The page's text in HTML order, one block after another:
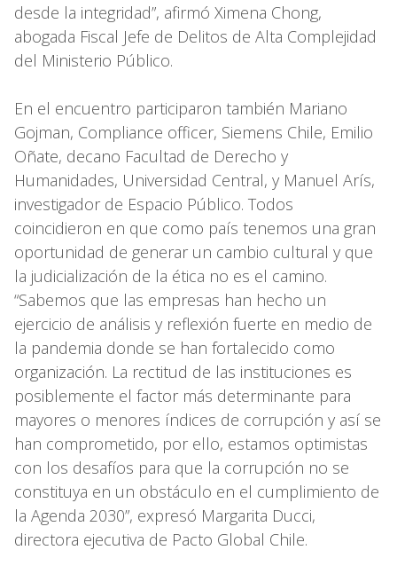
desde la integridad”, afirmó Ximena Chong,
abogada Fiscal Jefe de Delitos de Alta Complejidad
del Ministerio Público.
En el encuentro participaron también Mariano
Gojman, Compliance officer, Siemens Chile, Emilio
Oñate, decano Facultad de Derecho y
Humanidades, Universidad Central, y Manuel Arís,
investigador de Espacio Público. Todos
coincidieron en que como país tenemos una gran
oportunidad de generar un cambio cultural y que
la judicialización de la ética no es el camino.
“Sabemos que las empresas han hecho un
ejercicio de análisis y reflexión fuerte en medio de
la pandemia donde se han fortalecido como
organización. La rectitud de las instituciones es
posiblemente el factor más determinante para
mayores o menores índices de corrupción y así se
han comprometido, por ello, estamos optimistas
con los desafíos para que la corrupción no se
constituya en un obstáculo en el cumplimiento de
la Agenda 2030”, expresó Margarita Ducci,
directora ejecutiva de Pacto Global Chile.